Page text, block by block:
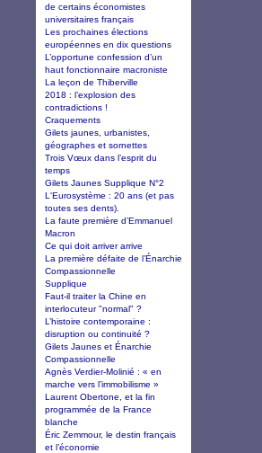
de certains économistes
universitaires français
Les prochaines élections
européennes en dix questions
L’opportune confession d’un
haut fonctionnaire macroniste
La leçon de Thiberville
2018 : l’explosion des
contradictions !
Craquements
Gilets jaunes, urbanistes,
géographes et sornettes
Trois Vœux dans l’esprit du
temps
Gilets Jaunes Supplique N°2
L'Eurosystème : 20 ans (et pas
toutes ses dents).
La faute première d’Emmanuel
Macron
Ce qui doit arriver arrive
La première défaite de l’Énarchie
Compassionnelle
Supplique
Faut-il traiter la Chine en
interlocuteur "normal" ?
L’histoire contemporaine :
disruption ou continuité ?
Gilets Jaunes et Énarchie
Compassionnelle
Agnès Verdier-Molinié : « en
marche vers l’immobilisme »
Laurent Obertone, et la fin
programmée de la France
blanche
Éric Zemmour, le destin français
et l’économie